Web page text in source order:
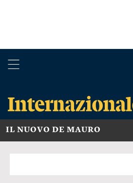
IL NUOVO DE MAURO